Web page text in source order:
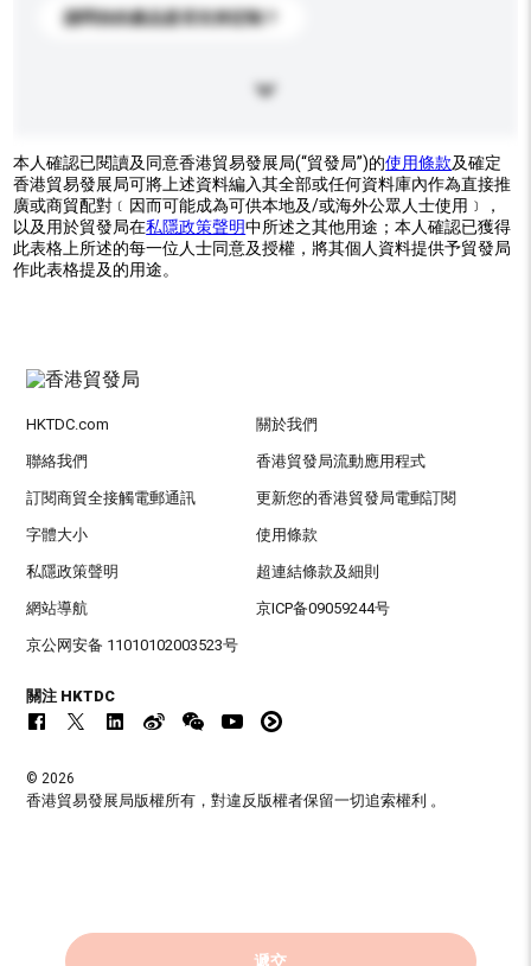
請問你的產品是否支持定制？
本人確認已閱讀及同意香港貿易發展局(“貿發局”)的使用條款及確定
香港貿易發展局可將上述資料編入其全部或任何資料庫內作為直接推
廣或商貿配對﹝因而可能成為可供本地及/或海外公眾人士使用﹞，
以及用於貿發局在私隱政策聲明中所述之其他用途；本人確認已獲得
此表格上所述的每一位人士同意及授權，將其個人資料提供予貿發局
作此表格提及的用途。
遞交
HKTDC.com 關於我們
聯絡我們 香港貿發局流動應用程式
訂閱商貿全接觸電郵通訊 更新您的香港貿發局電郵訂閱
字體大小 使用條款
私隱政策聲明 超連結條款及細則
網站導航 京ICP备09059244号
京公网安备 11010102003523号
關注 HKTDC
© 2026
香港貿易發展局版權所有，對違反版權者保留一切追索權利 。